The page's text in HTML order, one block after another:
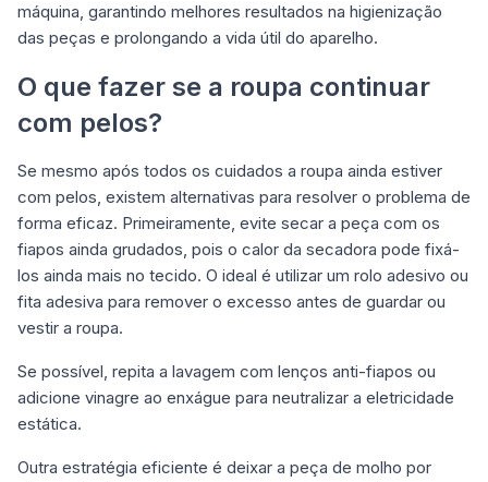
máquina, garantindo melhores resultados na higienização
das peças e prolongando a vida útil do aparelho.
O que fazer se a roupa continuar
com pelos?
Se mesmo após todos os cuidados a roupa ainda estiver
com pelos, existem alternativas para resolver o problema de
forma eficaz. Primeiramente, evite secar a peça com os
fiapos ainda grudados, pois o calor da secadora pode fixá-
los ainda mais no tecido. O ideal é utilizar um rolo adesivo ou
fita adesiva para remover o excesso antes de guardar ou
vestir a roupa.
Se possível, repita a lavagem com lenços anti-fiapos ou
adicione vinagre ao enxágue para neutralizar a eletricidade
estática.
Outra estratégia eficiente é deixar a peça de molho por